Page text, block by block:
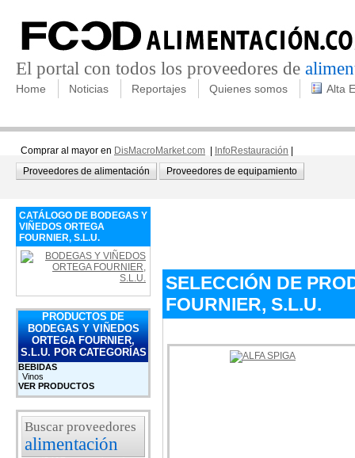
El portal con todos los proveedores de
Home Noticias Reportajes Quienes somos Alta
Comprar al mayor en DisMacroMarket.com InfoRestauración
Proveedores de alimentación
Proveedores de equipamiento
CATÁLOGO DE BODEGAS Y
VIÑEDOS ORTEGA
FOURNIER, S.L.U.
PRODUCTOS DE
BODEGAS Y VIÑEDOS
ORTEGA FOURNIER,
S.L.U. POR CATEGORÍAS
BEBIDAS
Vinos
VER PRODUCTOS
Buscar proveedores
alimentación
SELECCIÓN DE
FOURNIER, S.L.U.